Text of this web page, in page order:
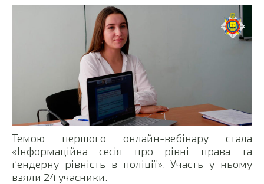
Темою першого онлайн-вебінару стала
«Інформаційна сесія про рівні права та
ґендерну рівність в поліції». Участь у ньому
взяли 24 учасники.